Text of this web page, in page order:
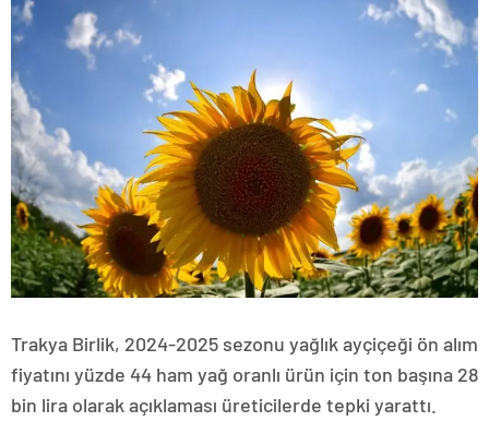
Trakya Birlik, 2024-2025 sezonu yağlık ayçiçeği ön alım
fiyatını yüzde 44 ham yağ oranlı ürün için ton başına 28
bin lira olarak açıklaması üreticilerde tepki yarattı.